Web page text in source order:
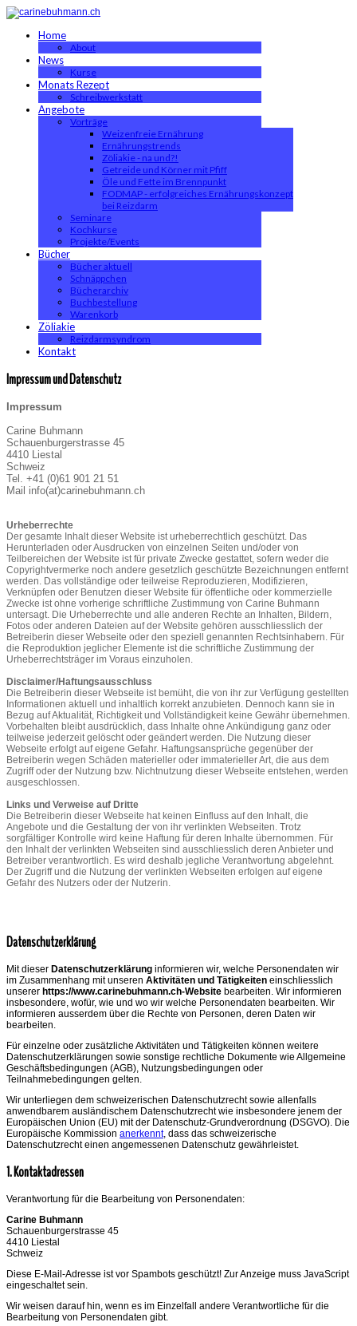
Home
About
News
Kurse
Monats Rezept
Schreibwerkstatt
Angebote
Vorträge
Weizenfreie Ernährung
Ernährungstrends
Zöliakie - na und?!
Getreide und Körner mit Pfiff
Öle und Fette im Brennpunkt
FODMAP - erfolgreiches Ernährungskonzept
bei Reizdarm
Seminare
Kochkurse
Projekte/Events
Bücher
Bücher aktuell
Schnäppchen
Bücherarchiv
Buchbestellung
Warenkorb
Zöliakie
Reizdarmsyndrom
Kontakt
Impressum und Datenschutz
Impressum
Carine Buhmann
Schauenburgerstrasse 45
4410 Liestal
Schweiz
Tel. +41 (0)61 901 21 51
Mail info(at)carinebuhmann.ch
Urheberrechte
Der gesamte Inhalt dieser Website ist urheberrechtlich geschützt. Das
Herunterladen oder Ausdrucken von einzelnen Seiten und/oder von
Teilbereichen der Website ist für private Zwecke gestattet, sofern weder die
Copyrightvermerke noch andere gesetzlich geschützte Bezeichnungen entfernt
werden. Das vollständige oder teilweise Reproduzieren, Modifizieren,
Verknüpfen oder Benutzen dieser Website für öffentliche oder kommerzielle
Zwecke ist ohne vorherige schriftliche Zustimmung von Carine Buhmann
untersagt. Die Urheberrechte und alle anderen Rechte an Inhalten, Bildern,
Fotos oder anderen Dateien auf der Website gehören ausschliesslich der
Betreiberin dieser Webseite oder den speziell genannten Rechtsinhabern. Für
die Reproduktion jeglicher Elemente ist die schriftliche Zustimmung der
Urheberrechtsträger im Voraus einzuholen.
Disclaimer/Haftungsausschluss
Die Betreiberin dieser Webseite ist bemüht, die von ihr zur Verfügung gestellten
Informationen aktuell und inhaltlich korrekt anzubieten. Dennoch kann sie in
Bezug auf Aktualität, Richtigkeit und Vollständigkeit keine Gewähr übernehmen.
Vorbehalten bleibt ausdrücklich, dass Inhalte ohne Ankündigung ganz oder
teilweise jederzeit gelöscht oder geändert werden. Die Nutzung dieser
Webseite erfolgt auf eigene Gefahr. Haftungsansprüche gegenüber der
Betreiberin wegen Schäden materieller oder immaterieller Art, die aus dem
Zugriff oder der Nutzung bzw. Nichtnutzung dieser Webseite entstehen, werden
ausgeschlossen.
Links und Verweise auf Dritte
Die Betreiberin dieser Webseite hat keinen Einfluss auf den Inhalt, die
Angebote und die Gestaltung der von ihr verlinkten Webseiten. Trotz
sorgfältiger Kontrolle wird keine Haftung für deren Inhalte übernommen. Für
den Inhalt der verlinkten Webseiten sind ausschliesslich deren Anbieter und
Betreiber verantwortlich. Es wird deshalb jegliche Verantwortung abgelehnt.
Der Zugriff und die Nutzung der verlinkten Webseiten erfolgen auf eigene
Gefahr des Nutzers oder der Nutzerin.
Datenschutzerklärung
Mit dieser Datenschutzerklärung informieren wir, welche Personendaten wir
im Zusammenhang mit unseren Aktivitäten und Tätigkeiten einschliesslich
unserer https://www.carinebuhmann.ch-Website bearbeiten. Wir informieren
insbesondere, wofür, wie und wo wir welche Personendaten bearbeiten. Wir
informieren ausserdem über die Rechte von Personen, deren Daten wir
bearbeiten.
Für einzelne oder zusätzliche Aktivitäten und Tätigkeiten können weitere
Datenschutzerklärungen sowie sonstige rechtliche Dokumente wie Allgemeine
Geschäftsbedingungen (AGB), Nutzungsbedingungen oder
Teilnahmebedingungen gelten.
Wir unterliegen dem schweizerischen Datenschutzrecht sowie allenfalls
anwendbarem ausländischem Datenschutzrecht wie insbesondere jenem der
Europäischen Union (EU) mit der Datenschutz-Grundverordnung (DSGVO). Die
Europäische Kommission anerkennt, dass das schweizerische
Datenschutzrecht einen angemessenen Datenschutz gewährleistet.
1. Kontaktadressen
Verantwortung für die Bearbeitung von Personendaten:
Carine Buhmann
Schauenburgerstrasse 45
4410 Liestal
Schweiz
Diese E-Mail-Adresse ist vor Spambots geschützt! Zur Anzeige muss JavaScript
eingeschaltet sein.
Wir weisen darauf hin, wenn es im Einzelfall andere Verantwortliche für die
Bearbeitung von Personendaten gibt.